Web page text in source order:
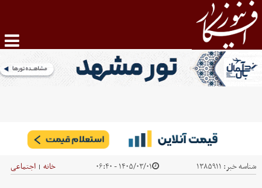
شناسه خبر: ۱۳۸۵۹۱۱ ۱۴۰۵/۰۳/۰۱ - ۰۶:۴۰ خانه | اجتماعی